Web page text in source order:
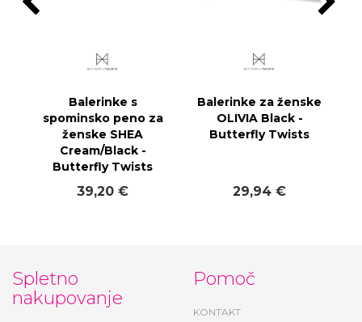
Balerinke s
spominsko peno za
ženske SHEA
Cream/Black -
Butterfly Twists
39,20 €
Balerinke za ženske
OLIVIA Black -
Butterfly Twists
29,94 €
Spletno
nakupovanje
Pomoč
KONTAKT